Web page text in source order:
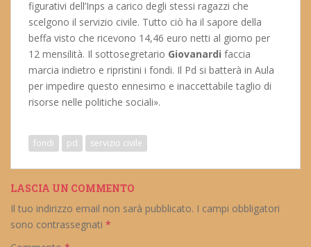
figurativi dell’Inps a carico degli stessi ragazzi che
scelgono il servizio civile. Tutto ciò ha il sapore della
beffa visto che ricevono 14,46 euro netti al giorno per
12 mensilità. Il sottosegretario Giovanardi faccia
marcia indietro e ripristini i fondi. Il Pd si batterà in Aula
per impedire questo ennesimo e inaccettabile taglio di
risorse nelle politiche sociali».
fondi pd servizio civile
LASCIA UN COMMENTO
Il tuo indirizzo email non sarà pubblicato. I campi obbligatori
sono contrassegnati *